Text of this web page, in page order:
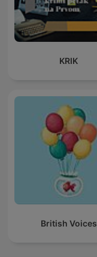
KRIK
British Voices